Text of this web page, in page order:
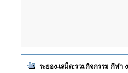
ระยอง-เสม็ด:รวมกิจกรรม กีฬา